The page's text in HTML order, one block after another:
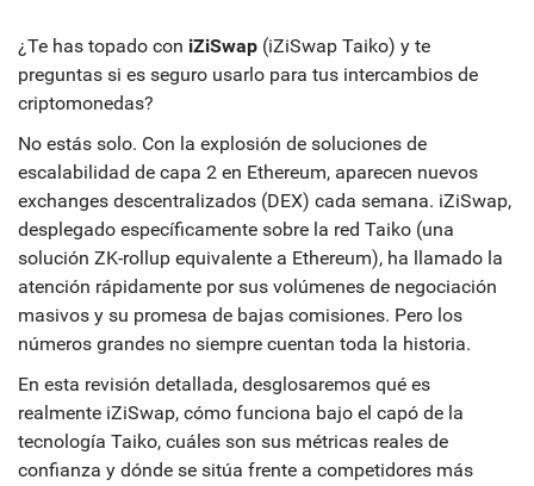
¿Te has topado con iZiSwap (iZiSwap Taiko) y te
preguntas si es seguro usarlo para tus intercambios de
criptomonedas?
No estás solo. Con la explosión de soluciones de
escalabilidad de capa 2 en Ethereum, aparecen nuevos
exchanges descentralizados (DEX) cada semana. iZiSwap,
desplegado específicamente sobre la red Taiko (una
solución ZK-rollup equivalente a Ethereum), ha llamado la
atención rápidamente por sus volúmenes de negociación
masivos y su promesa de bajas comisiones. Pero los
números grandes no siempre cuentan toda la historia.
En esta revisión detallada, desglosaremos qué es
realmente iZiSwap, cómo funciona bajo el capó de la
tecnología Taiko, cuáles son sus métricas reales de
confianza y dónde se sitúa frente a competidores más